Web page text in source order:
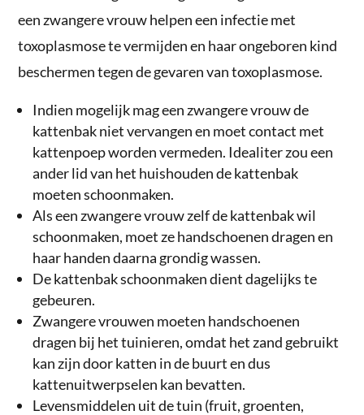
een zwangere vrouw helpen een infectie met
toxoplasmose te vermijden en haar ongeboren kind
beschermen tegen de gevaren van toxoplasmose.
Indien mogelijk mag een zwangere vrouw de
kattenbak niet vervangen en moet contact met
kattenpoep worden vermeden. Idealiter zou een
ander lid van het huishouden de kattenbak
moeten schoonmaken.
Als een zwangere vrouw zelf de kattenbak wil
schoonmaken, moet ze handschoenen dragen en
haar handen daarna grondig wassen.
De kattenbak schoonmaken dient dagelijks te
gebeuren.
Zwangere vrouwen moeten handschoenen
dragen bij het tuinieren, omdat het zand gebruikt
kan zijn door katten in de buurt en dus
kattenuitwerpselen kan bevatten.
Levensmiddelen uit de tuin (fruit, groenten,